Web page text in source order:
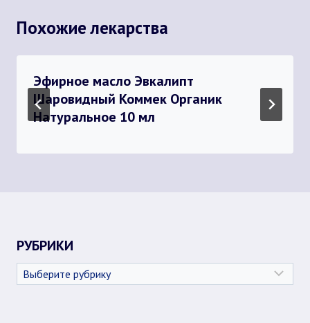
Похожие лекарства
Эфирное масло Эвкалипт
Шаровидный Коммек Органик
Натуральное 10 мл
РУБРИКИ
Рубрики